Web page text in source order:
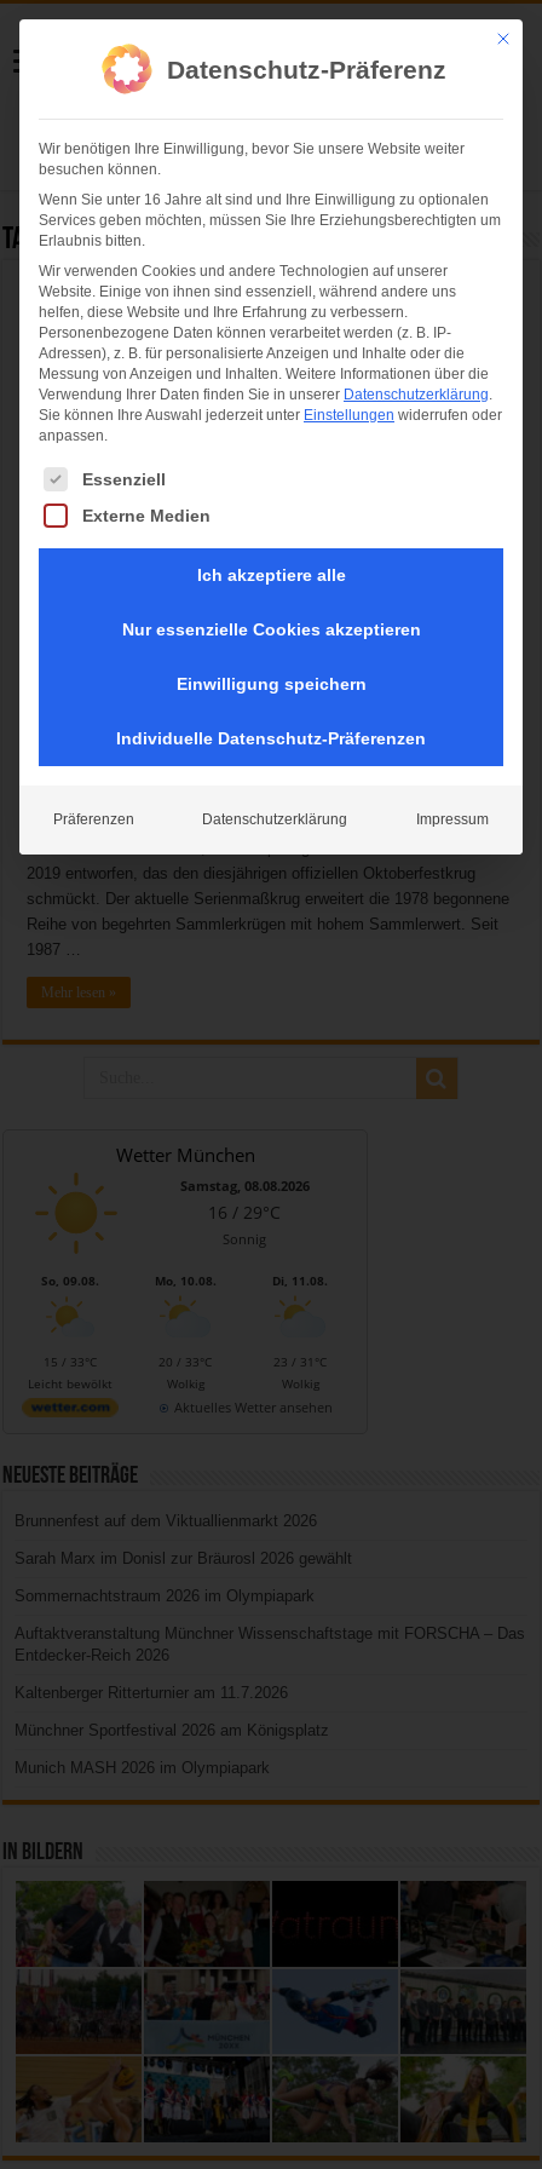
Helmut Swoboda
Fotografie
Herzlich willkommen
Tag Archives:
Offizieller Oktoberfest-Maßkrug 2019 durch
Jürgen Kirner präsentiert
Er ist bekannt als Fernsehmoderator von den „Brettl-Spitzen“ im
vom Festzelt „Zur Schönheitskönigin“ auf der Oidn Wiesn und als
diesem Jahr widmet sich der Kabarettist dem offiziellen Oktoberfest-
Bierkrug, den er im Rahmen eines satirisch-bissigen Rundumschlags
gebürtige Münchnerin Mirjam Mößmer, Grafikdesignerin mit eigenem
2019 entworfen, das den diesjährigen offiziellen Oktoberfestkrug
schmückt. Der aktuelle Serienmaßkrug erweitert die 1978 begonnene
Reihe von begehrten Sammlerkrügen mit hohem Sammlerwert. Seit
1987 …
Mehr lesen »
Wetter München
Samstag, 08.08.2026
16 / 29°C
Sonnig
So, 09.08.
15 / 33°C
Leicht bewölkt
Mo, 10.08.
20 / 33°C
Wolkig
Di, 11.08.
23 / 31°C
Wolkig
Aktuelles Wetter ansehen
Neueste Beiträge
Brunnenfest auf dem Viktuallienmarkt 2026
Sarah Marx im Donisl zur Bräurosl 2026 gewählt
Sommernachtstraum 2026 im Olympiapark
Auftaktveranstaltung Münchner Wissenschaftstage mit FORSCHA – Das
Entdecker-Reich 2026
Kaltenberger Ritterturnier am 11.7.2026
Münchner Sportfestival 2026 am Königsplatz
Munich MASH 2026 im Olympiapark
In Bildern
Mit
Datenschutz-Präferenz
Wir benötigen Ihre Einwilligung, bevor Sie unsere Website weiter
besuchen können.
Wenn Sie unter 16 Jahre alt sind und Ihre Einwilligung zu optionalen
Services geben möchten, müssen Sie Ihre Erziehungsberechtigten um
Erlaubnis bitten.
Wir verwenden Cookies und andere Technologien auf unserer
Website. Einige von ihnen sind essenziell, während andere uns
helfen, diese Website und Ihre Erfahrung zu verbessern.
Personenbezogene Daten können verarbeitet werden (z. B. IP-
Adressen), z. B. für personalisierte Anzeigen und Inhalte oder die
Messung von Anzeigen und Inhalten. Weitere Informationen über die
Verwendung Ihrer Daten finden Sie in unserer Datenschutzerklärung.
Sie können Ihre Auswahl jederzeit unter Einstellungen widerrufen oder
anpassen.
Es folgt eine Liste der Service-Gruppen, für die eine Einwilligung
Essenziell
Externe Medien
Ich akzeptiere alle
Nur essenzielle Cookies akzeptieren
Einwilligung speichern
Individuelle Datenschutz-Präferenzen
Präferenzen Datenschutzerklärung Impressum